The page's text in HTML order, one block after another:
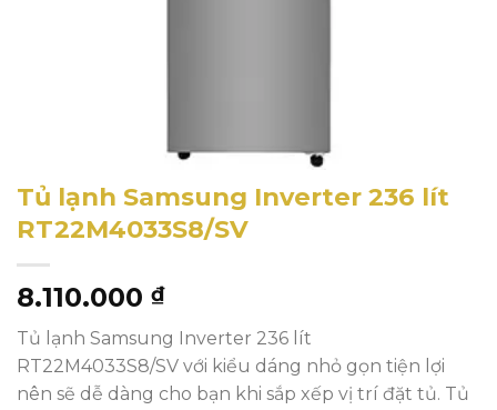
Tủ lạnh Samsung Inverter 236 lít
RT22M4033S8/SV
8.110.000 ₫
Tủ lạnh Samsung Inverter 236 lít
RT22M4033S8/SV với kiểu dáng nhỏ gọn tiện lợi
nên sẽ dễ dàng cho bạn khi sắp xếp vị trí đặt tủ. Tủ